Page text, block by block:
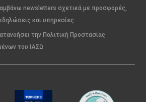
newsletters σχετικά με προσφορές,
και υπηρεσίες.
την Πολιτική Προστασίας
του ΙΑΣΩ